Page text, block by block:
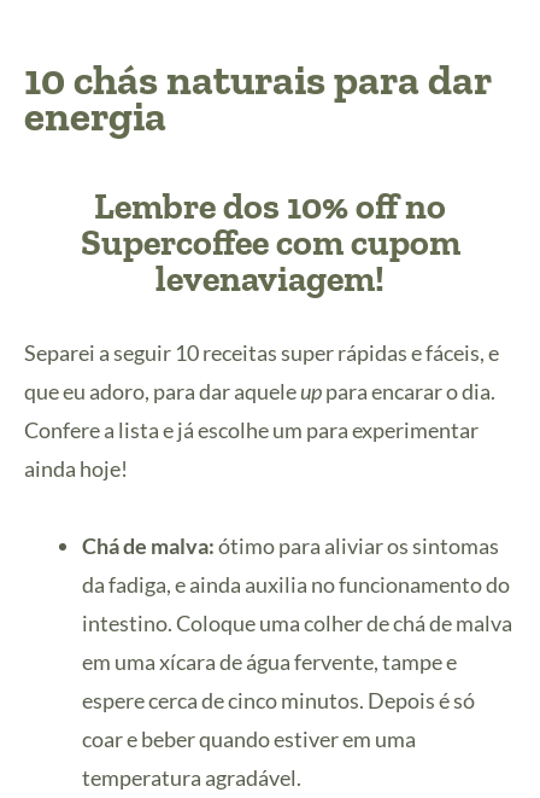
10 chás naturais para dar
energia
Lembre dos 10% off no
Supercoffee com cupom
levenaviagem!
Separei a seguir 10 receitas super rápidas e fáceis, e
que eu adoro, para dar aqueleuppara encarar o dia.
Confere a lista e já escolhe um para experimentar
ainda hoje!
Chá de malva:ótimo para aliviar os sintomas
da fadiga, e ainda auxilia no funcionamento do
intestino. Coloque uma colher de chá de malva
em uma xícara de água fervente, tampe e
espere cerca de cinco minutos. Depois é só
coar e beber quando estiver em uma
temperatura agradável.